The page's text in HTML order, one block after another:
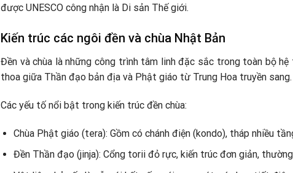
được UNESCO công nhận là Di sản Thế giới.
Kiến trúc các ngôi đền và chùa Nhật Bản
Đền và chùa là những công trình tâm linh đặc sắc trong toàn bộ
thoa giữa Thần đạo bản địa và Phật giáo từ Trung Hoa truyền sang.
Các yếu tố nổi bật trong kiến trúc đền chùa:
Chùa Phật giáo (tera): Gồm có chánh điện (kondo), tháp nhiều
Đền Thần đạo (jinja): Cổng torii đỏ rực, kiến trúc đơn giản,